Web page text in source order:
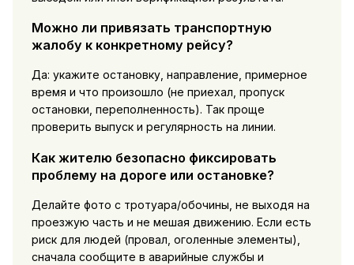
Можно ли привязать транспортную
жалобу к конкретному рейсу?
Да: укажите остановку, направление, примерное
время и что произошло (не приехал, пропуск
остановки, переполненность). Так проще
проверить выпуск и регулярность на линии.
Как жителю безопасно фиксировать
проблему на дороге или остановке?
Делайте фото с тротуара/обочины, не выходя на
проезжую часть и не мешая движению. Если есть
риск для людей (провал, оголенные элементы),
сначала сообщите в аварийные службы и